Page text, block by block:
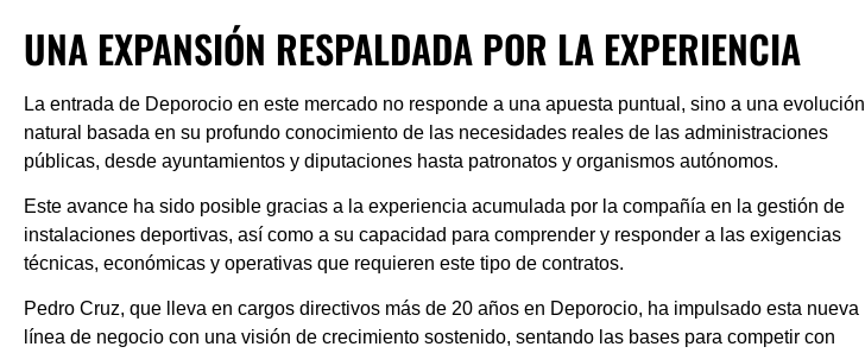
UNA EXPANSIÓN RESPALDADA POR LA EXPERIENCIA
La entrada de Deporocio en este mercado no responde a una apuesta puntual, sino a una evolución
natural basada en su profundo conocimiento de las necesidades reales de las administraciones
públicas, desde ayuntamientos y diputaciones hasta patronatos y organismos autónomos.
Este avance ha sido posible gracias a la experiencia acumulada por la compañía en la gestión de
instalaciones deportivas, así como a su capacidad para comprender y responder a las exigencias
técnicas, económicas y operativas que requieren este tipo de contratos.
Pedro Cruz, que lleva en cargos directivos más de 20 años en Deporocio, ha impulsado esta nueva
línea de negocio con una visión de crecimiento sostenido, sentando las bases para competir con